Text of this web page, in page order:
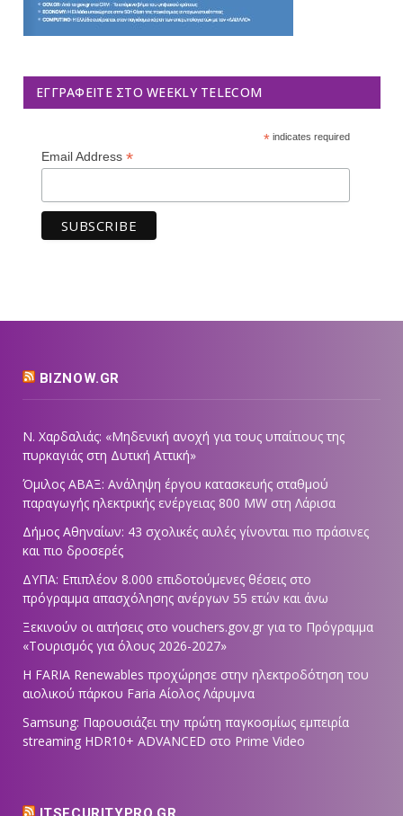
ΕΓΓΡΑΦΕΊΤΕ ΣΤΟ WEEKLY TELECOM
*indicates required
Email Address *
BIZNOW.GR
Ν. Χαρδαλιάς: «Μηδενική ανοχή για τους υπαίτιους της
πυρκαγιάς στη Δυτική Αττική»
Όμιλος ΑΒΑΞ: Ανάληψη έργου κατασκευής σταθμού
παραγωγής ηλεκτρικής ενέργειας 800 ΜW στη Λάρισα
Δήμος Αθηναίων: 43 σχολικές αυλές γίνονται πιο πράσινες
και πιο δροσερές
ΔΥΠΑ: Επιπλέον 8.000 επιδοτούμενες θέσεις στο
πρόγραμμα απασχόλησης ανέργων 55 ετών και άνω
Ξεκινούν οι αιτήσεις στο vouchers.gov.gr για το Πρόγραμμα
«Τουρισμός για όλους 2026-2027»
Η FARIA Renewables προχώρησε στην ηλεκτροδότηση του
αιολικού πάρκου Faria Αίολος Λάρυμνα
Samsung: Παρουσιάζει την πρώτη παγκοσμίως εμπειρία
streaming HDR10+ ADVANCED στο Prime Video